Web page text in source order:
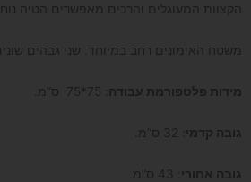
הקצוות המעוגלים והרכים מאפשרים הטיה
משטח האימונים רחב במיוחד. שני גבהים
מידות פלטפורמת עבודה
גובה קדמי
גובה אחורי